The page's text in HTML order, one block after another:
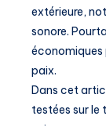
extérieure,
sonore.
économiques
paix.
Dans cet
testées sur le